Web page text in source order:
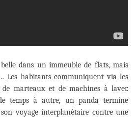
dans un immeuble de flats, mais
Les habitants communiquent via les
de marteaux et de machines à laver.
temps à autre, un panda termine
voyage interplanétaire contre une